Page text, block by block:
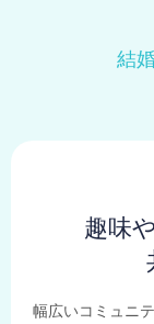
結
趣味
幅広いコミュニ